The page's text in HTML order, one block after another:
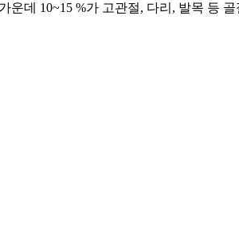
데 10~15 %가 고관절, 다리, 발목 등